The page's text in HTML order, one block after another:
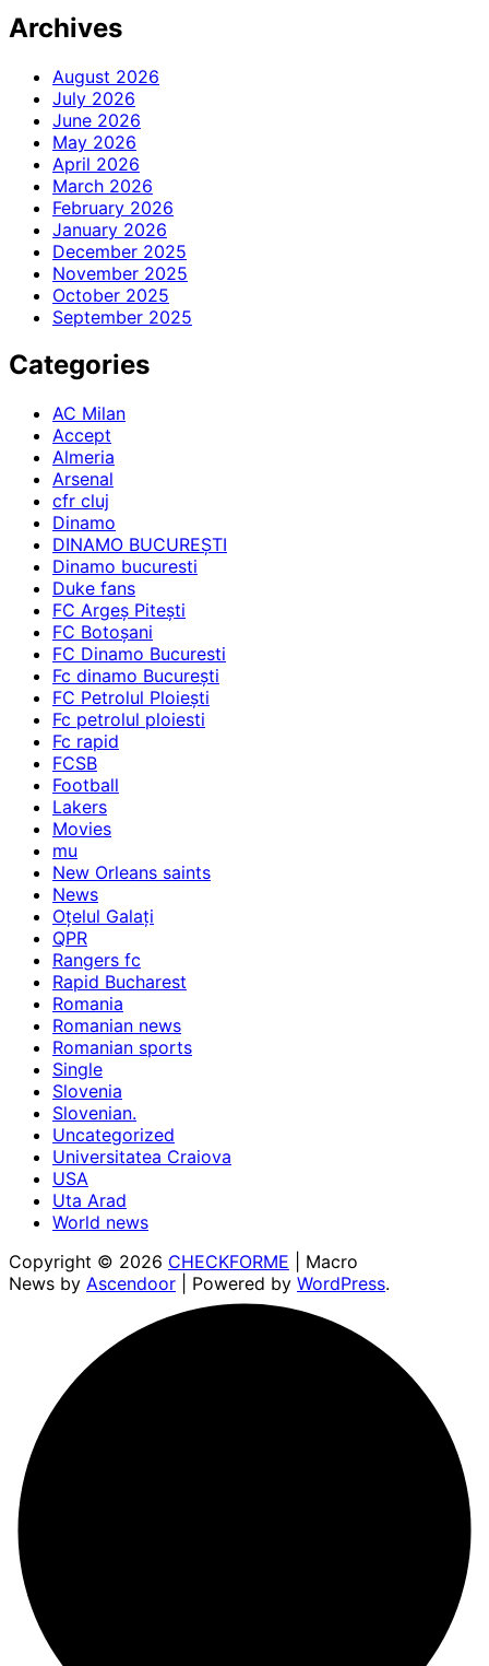
Archives
August 2026
July 2026
June 2026
May 2026
April 2026
March 2026
February 2026
January 2026
December 2025
November 2025
October 2025
September 2025
Categories
AC Milan
Accept
Almeria
Arsenal
cfr cluj
Dinamo
DINAMO BUCUREȘTI
Dinamo bucuresti
Duke fans
FC Argeș Pitești
FC Botoșani
FC Dinamo Bucuresti
Fc dinamo București
FC Petrolul Ploiești
Fc petrolul ploiesti
Fc rapid
FCSB
Football
Lakers
Movies
mu
New Orleans saints
News
Oțelul Galați
QPR
Rangers fc
Rapid Bucharest
Romania
Romanian news
Romanian sports
Single
Slovenia
Slovenian.
Uncategorized
Universitatea Craiova
USA
Uta Arad
World news
Copyright © 2026 CHECKFORME | Macro
News by Ascendoor | Powered by WordPress.